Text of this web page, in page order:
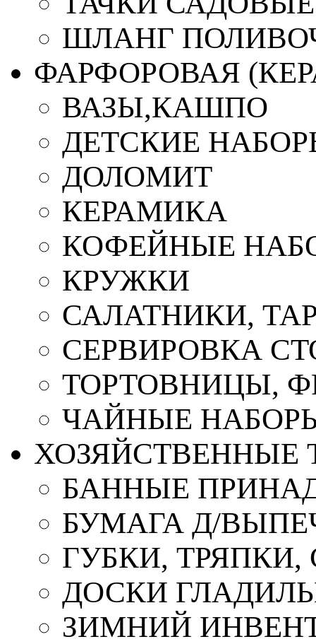
ШЛАНГ
ФАРФОРОВАЯ
ВАЗЫ,КАШПО
ДЕТСКИЕ
ДОЛОМИТ
КЕРАМИКА
КОФЕЙНЫЕ
КРУЖКИ
САЛАТНИКИ,
СЕРВИРОВКА
ТОРТОВНИЦЫ,
ЧАЙНЫЕ
ХОЗЯЙСТВЕННЫЕ
БАННЫЕ
БУМАГА Д/
ГУБКИ,
ДОСКИ
ЗИМНИЙ